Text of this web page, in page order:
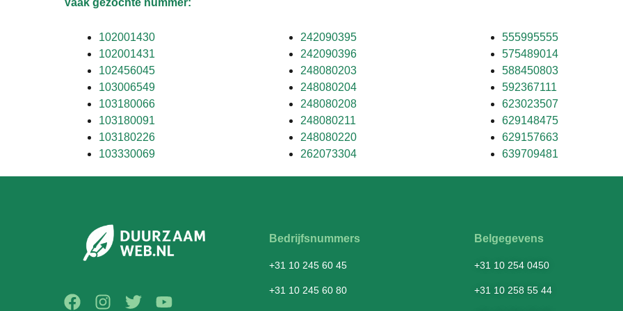
Vaak gezochte nummer:
102001430
102001431
102456045
103006549
103180066
103180091
103180226
103330069
242090395
242090396
248080203
248080204
248080208
248080211
248080220
262073304
555995555
575489014
588450803
592367111
623023507
629148475
629157663
639709481
Bedrijfsnummers
+31 10 245 60 45
+31 10 245 60 80
Belgegevens
+31 10 254 0450
+31 10 258 55 44